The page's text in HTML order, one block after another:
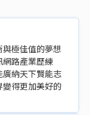
極佳值的夢想
網路產業歷練
納天下賢能志
得更加美好的